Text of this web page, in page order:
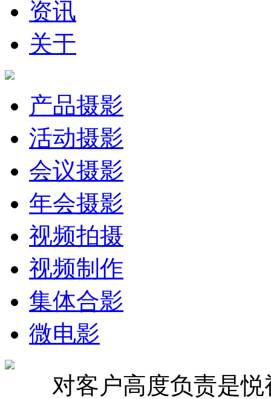
资讯
关于
产品摄影
活动摄影
会议摄影
年会摄影
视频拍摄
视频制作
集体合影
微电影
对客户高度负责是悦